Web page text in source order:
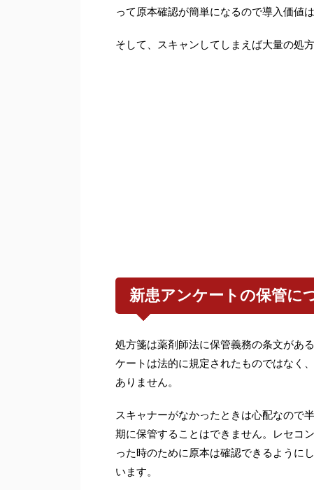
って原本確認が簡単になるので導入価値
そして、スキャンしてしまえば大量の処
新患アンケートの保管に
処方箋は薬剤師法に保管義務の条文があ
ケートは法的に規定されたものではなく
ありません。
スキャナーがなかったときは心配なので
期に保管することはできません。レセコ
った時のために原本は確認できるように
います。